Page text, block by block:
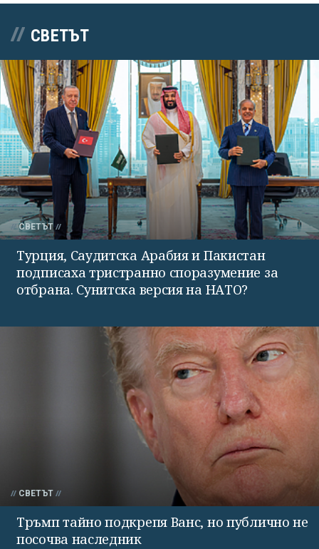
СВЕТЪТ
СВЕТЪТ
Турция, Саудитска Арабия и Пакистан
подписаха тристранно споразумение за
отбрана. Сунитска версия на НАТО?
СВЕТЪТ
Тръмп тайно подкрепя Ванс, но публично не
посочва наследник